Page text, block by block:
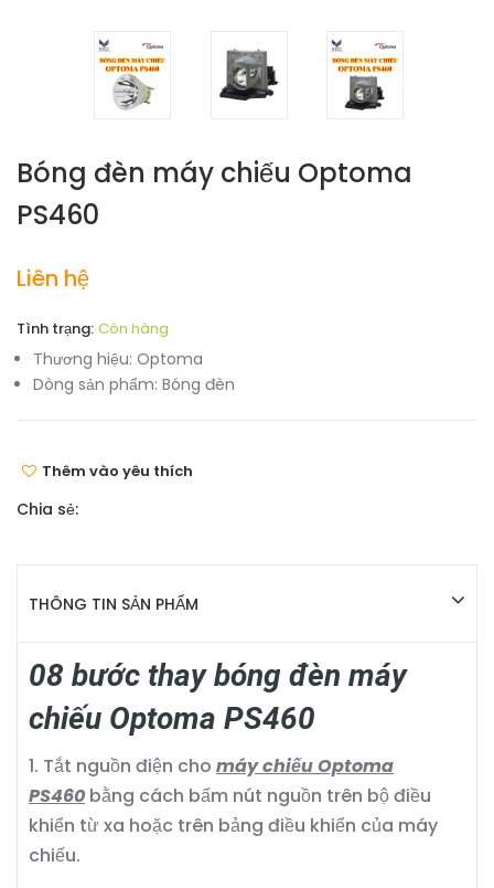
Bóng đèn máy chiếu Optoma
PS460
Liên hệ
Tình trạng: Còn hàng
Thương hiệu: Optoma
Dòng sản phẩm: Bóng đèn
Thêm vào yêu thích
Chia sẻ:
THÔNG TIN SẢN PHẨM
08 bước thay bóng đèn máy
chiếu Optoma PS460
1. Tắt nguồn điện cho máy chiếu Optoma
PS460 bằng cách bấm nút nguồn trên bộ điều
khiển từ xa hoặc trên bảng điều khiển của máy
chiếu.